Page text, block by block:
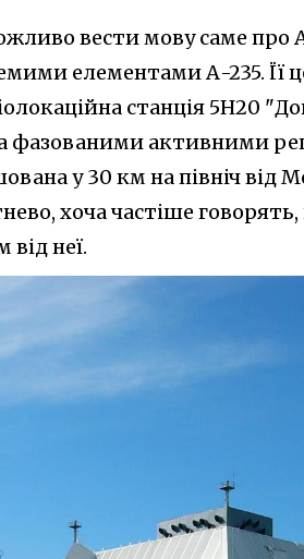
вести мову саме про
елементами А-235. Її
станція 5Н20
фазованими активними
у 30 км на північ
хоча частіше
неї.